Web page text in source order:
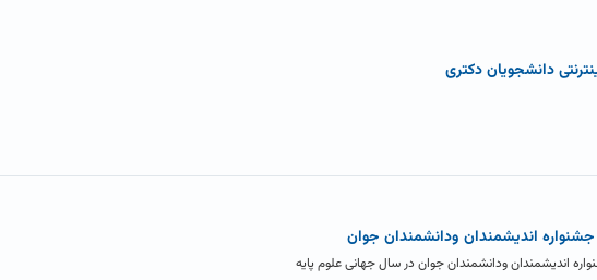
دانشجویان دکتری
اندیشمندان ودانشمندان جوان
اندیشمندان ودانشمندان جوان در سال جهانی علوم پایه